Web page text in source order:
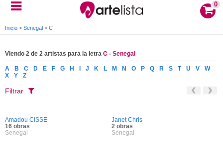
0
Inicio > Senegal > C
Viendo 2 de 2 artistas para la letra C - Senegal
A B C D E F G H J K L M N O P Q R S T U V
W
X
Y Z
Filtrar
Amadou CISSE
16 obras
Senegal
Janet Chris
2 obras
Senegal